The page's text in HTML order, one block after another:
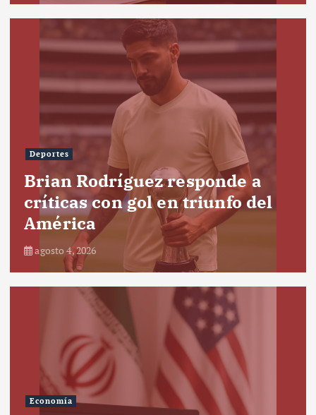
Deportes
Brian Rodríguez responde a
críticas con gol en triunfo del
América
agosto 4, 2026
Economía